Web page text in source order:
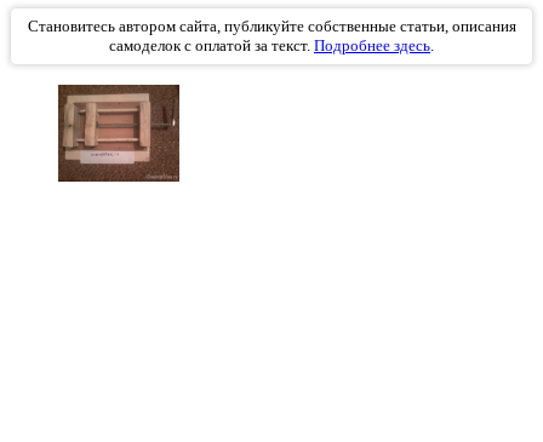
Становитесь автором сайта, публикуйте собственные статьи, описания
самоделок с оплатой за текст. Подробнее здесь.